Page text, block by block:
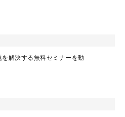
解決する無料セミナーを動